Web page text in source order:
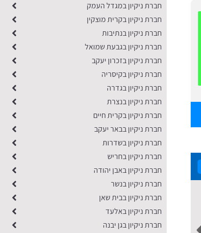
חברת ניקיון במגדל העמק
חברת ניקיון בקרית מוצקין
חברת ניקיון בנתיבות
חברת ניקיון בגבעת שמואל
חברת ניקיון בזכרון יעקב
חברת ניקיון בקיסריה
חברת ניקיון בגדרה
חברת ניקיון בנצרת
חברת ניקיון בקרית חיים
חברת ניקיון בבאר יעקב
חברת ניקיון בשדרות
חברת ניקיון בחריש
חברת ניקיון באבן יהודה
חברת ניקיון בנשר
חברת ניקיון בבית שאן
חברת ניקיון באלעד
חברת ניקיון בגן יבנה